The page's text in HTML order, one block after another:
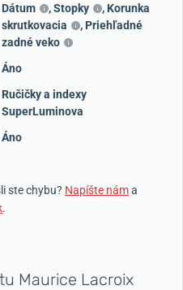
Dátum ,Stopky , Korunka
skrutkovacia
, Priehľadné
zadné veko
Áno
Ručičky a indexy
SuperLuminova
Áno
ste chybu? Napíšte náma
.
Maurice Lacroix